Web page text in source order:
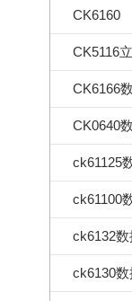
CK6160
CK5116
CK6166
CK0640
ck61125
ck61100
ck6132
ck6130